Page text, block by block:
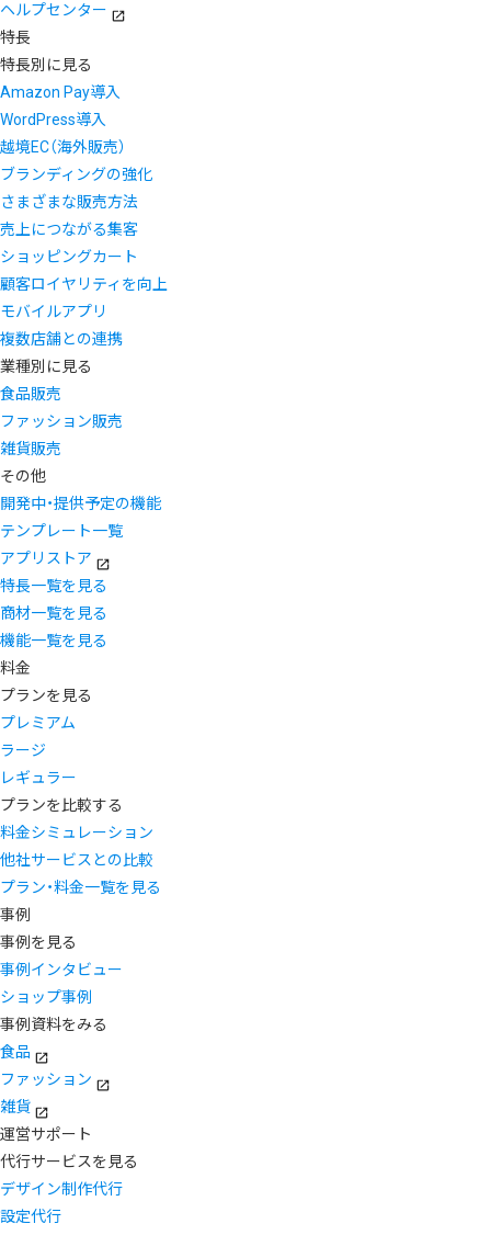
ヘルプセンター
特長
特長別に見る
Amazon Pay導入
WordPress導入
越境EC（海外販売）
ブランディングの強化
さまざまな販売方法
売上につながる集客
ショッピングカート
顧客ロイヤリティを向上
モバイルアプリ
複数店舗との連携
業種別に見る
食品販売
ファッション販売
雑貨販売
その他
開発中・提供予定の機能
テンプレート一覧
アプリストア
特長一覧を見る
商材一覧を見る
機能一覧を見る
料金
プランを見る
プレミアム
ラージ
レギュラー
プランを比較する
料金シミュレーション
他社サービスとの比較
プラン・料金一覧を見る
事例
事例を見る
事例インタビュー
ショップ事例
事例資料をみる
食品
ファッション
雑貨
運営サポート
代行サービスを見る
デザイン制作代行
設定代行